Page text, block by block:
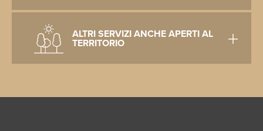
ALTRI SERVIZI ANCHE APERTI AL
TERRITORIO